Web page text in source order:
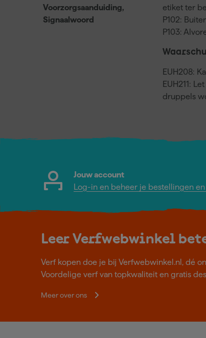
Voorzorgsaanduiding,
Signaalwoord
etiket ter
P102:
P103:
EUH208:
EUH211:
druppels
Jouw account
Log-in en beheer je bestellingen
Leer Verfwebwinkel
Verf kopen doe je bij Verfwebwinkel.nl, dé
Voordelige verf van topkwaliteit en gratis
Meer over ons